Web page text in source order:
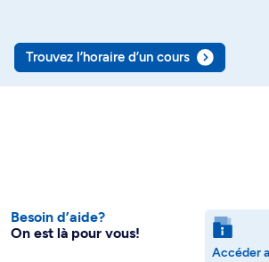
Trouvez l’horaire d’un cours
Besoin d’aide?
On est là pour vous!
Accéder